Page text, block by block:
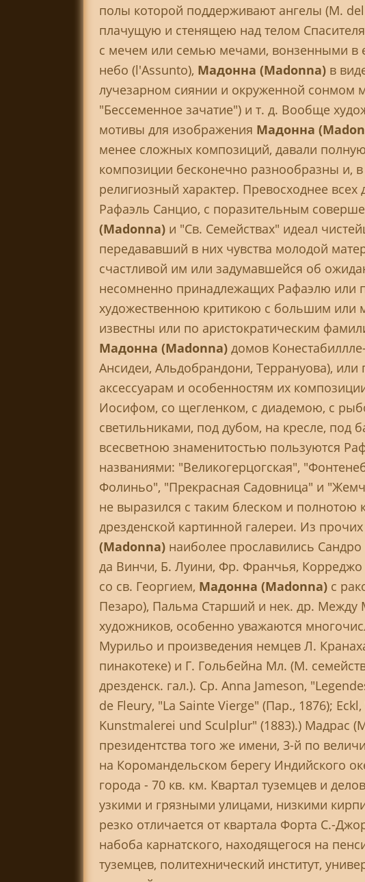
полы которой поддерживают ангелы (М.
плачущую и стенящею над телом
с мечем или семью мечами, вонзенными в
небо (l'Assunto), Мадонна (Madonna) в
лучезарном сиянии и окруженной сонмом
"Беcсеменное зачатие") и т. д. Вообще
мотивы для изображения Мадонна
менее сложных композиций, давали
композиции бесконечно разнообразны и,
религиозный характер. Превосходнее
Рафаэль Санцио, с поразительным
(Madonna) и "Св. Семействах" идеал
передававший в них чувства молодой
счастливой им или задумавшейся об
несомненно принадлежащих Рафаэлю или
художественною критикою с большим или
известны или по аристократическим
Мадонна (Madonna) домов
Ансидеи, Альдобрандони, Террануова),
аксессуарам и особенностям их
Иосифом, со щегленком, с диадемою, с
светильниками, под дубом, на кресле, под
всесветною знаменитостью пользуются
названиями: "Великогерцогская",
Фолиньо", "Прекрасная Садовница" и
не выразился с таким блеском и
дрезденской картинной галереи. Из
(Madonna) наиболее прославились
да Винчи, Б. Луини, Фр. Франчья, Корреджо
со св. Георгием, Мадонна (Madonna) с
Пезаро), Пальма Старший и нек. др.
художников, особенно уважаются
Мурильо и произведения немцев Л.
пинакотеке) и Г. Гольбейна Мл. (М.
дрезденск. гал.). Ср. Anna Jameson,
de Fleury, "La Sainte Vierge" (Пар., 1876);
Kunstmalerei und Sculplur" (1883).) Мадрас
президентства того же имени, 3-й по
на Коромандельском берегу Индийского
города - 70 кв. км. Квартал туземцев и
узкими и грязными улицами, низкими
резко отличается от квартала Форта С.-
набоба карнатского, находящегося на
туземцев, политехнический институт,